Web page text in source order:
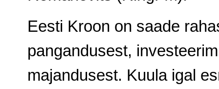
Eesti Kroon on saade
pangandusest,
majandusest. Kuula igal